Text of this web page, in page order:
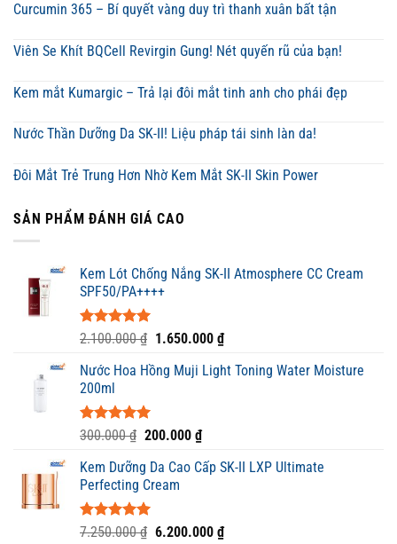
Curcumin 365 – Bí quyết vàng duy trì thanh xuân bất tận
Viên Se Khít BQCell Revirgin Gung! Nét quyến rũ của bạn!
Kem mắt Kumargic – Trả lại đôi mắt tinh anh cho phái đẹp
Nước Thần Dưỡng Da SK-II! Liệu pháp tái sinh làn da!
Đôi Mắt Trẻ Trung Hơn Nhờ Kem Mắt SK-II Skin Power
SẢN PHẨM ĐÁNH GIÁ CAO
Kem Lót Chống Nắng SK-II Atmosphere CC Cream
SPF50/PA++++
Được xếp
5 sao
2.100.000₫ Giá
là:
1.650.000 ₫Giá
tại
Nước Hoa Hồng Muji Light Toning Water Moisture
200ml
Được xếp
5.00
5 sao
300.000₫ Giá
là:
300.000 ₫.
200.000 ₫Giá
tại
Kem Dưỡng Da Cao Cấp SK-II LXP Ultimate
Perfecting Cream
Được xếp
7.250.000₫ Giá
6.200.000 ₫Giá